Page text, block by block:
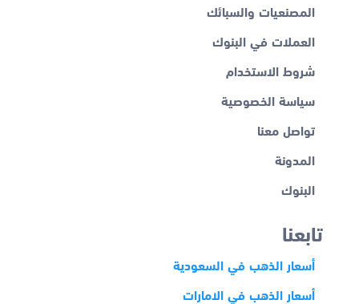
المصنعيات والسبائك
العملات في البنوك
شروط الاستخدام
سياسة الخصوصية
تواصل معنا
المدونة
البنوك
تابعنا
أسعار الذهب في السعودية
أسعار الذهب في الامارات